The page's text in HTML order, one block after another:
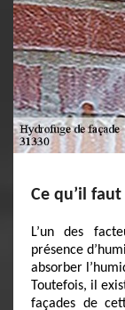
Ce qu’il
L’un des
présence
absorber
Toutefois, il
façades de